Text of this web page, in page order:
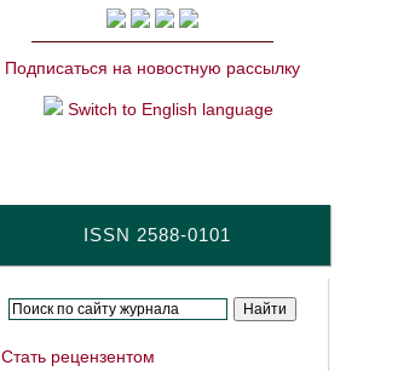
Подписаться на новостную рассылку
Switch to English language
ISSN 2588-0101
Стать рецензентом